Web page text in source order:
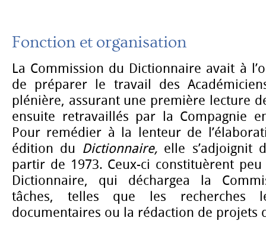
Fonction et organisation
La Commission du Dictionnaire avait à
de préparer le travail des
plénière, assurant une première lecture
ensuite retravaillés par la Compagnie
Pour remédier à la lenteur de
édition du Dictionnaire, elle s’adjoignit
partir de 1973. Ceux-ci constituèrent
Dictionnaire, qui déchargea la
tâches, telles que les recherches
documentaires ou la rédaction de projets